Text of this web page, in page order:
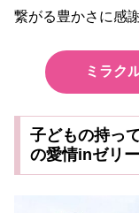
繋がる豊かさに感
ミラク
子どもの持っ
の愛情inゼリ